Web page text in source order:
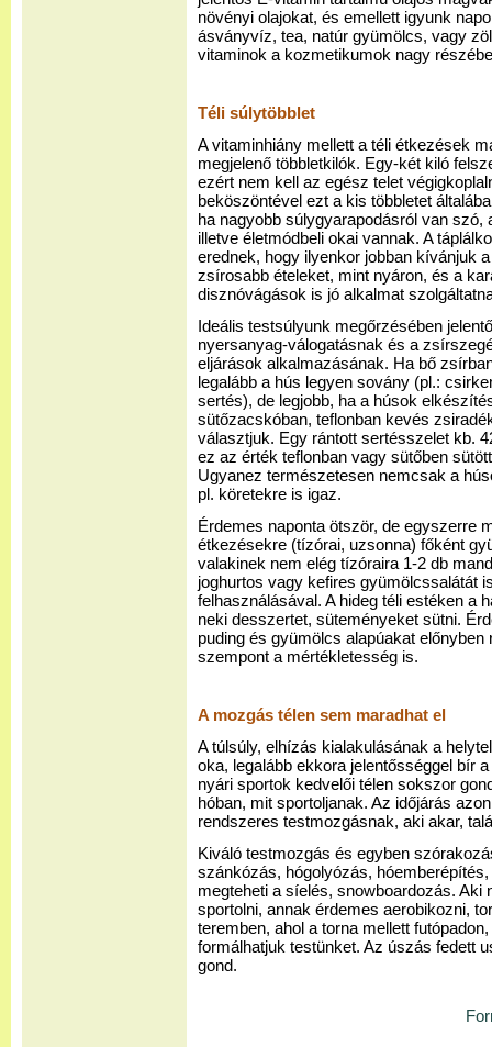
növényi olajokat, és emellett igyunk
ásványvíz, tea, natúr gyümölcs, vagy
vitaminok a kozmetikumok nagy
Téli súlytöbblet
A vitaminhiány mellett a téli étkezések
megjelenő többletkilók. Egy-két kiló
ezért nem kell az egész telet
beköszöntével ezt a kis többletet
ha nagyobb súlygyarapodásról van
illetve életmódbeli okai vannak. A
erednek, hogy ilyenkor jobban kívánjuk
zsírosabb ételeket, mint nyáron, és a
disznóvágások is jó alkalmat
Ideális testsúlyunk megőrzésében
nyersanyag-válogatásnak és a
eljárások alkalmazásának. Ha bő
legalább a hús legyen sovány (pl.:
sertés), de legjobb, ha a húsok
sütőzacskóban, teflonban kevés
választjuk. Egy rántott sertésszelet kb.
ez az érték teflonban vagy sütőben
Ugyanez természetesen nemcsak a
pl. köretekre is igaz.
Érdemes naponta ötször, de egyszerre
étkezésekre (tízórai, uzsonna) főként
valakinek nem elég tízóraira 1-2 db
joghurtos vagy kefires gyümölcssalátát
felhasználásával. A hideg téli estéken a
neki desszertet, süteményeket sütni.
puding és gyümölcs alapúakat
szempont a mértékletesség is.
A mozgás télen sem maradhat el
A túlsúly, elhízás kialakulásának a
oka, legalább ekkora jelentősséggel bír
nyári sportok kedvelői télen sokszor
hóban, mit sportoljanak. Az időjárás
rendszeres testmozgásnak, aki akar,
Kiváló testmozgás és egyben
szánkózás, hógolyózás,
megteheti a síelés, snowboardozás. Aki
sportolni, annak érdemes aerobikozni,
teremben, ahol a torna mellett
formálhatjuk testünket. Az úszás fedett
gond.